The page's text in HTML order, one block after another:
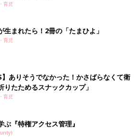
育児
生まれたら！2冊の「たまひよ」
育児
】ありそうでなかった！かさばらなくて衛
りたためるスナックカップ」
育児
ぶ『特権アクセス管理』